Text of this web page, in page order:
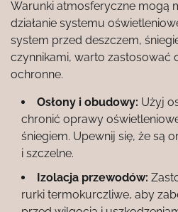
Warunki atmosferyczne mogą
działanie systemu
system przed deszczem,
czynnikami, warto zastosować
ochronne.
Osłony i obudowy: Użyj
chronić oprawy
śniegiem. Upewnij się, że są
i szczelne.
Izolacja przewodów:
rurki termokurczliwe, aby